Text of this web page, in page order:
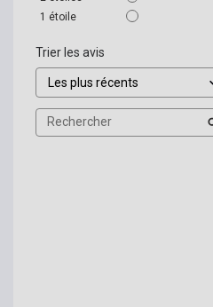
1 étoile
Trier les avis